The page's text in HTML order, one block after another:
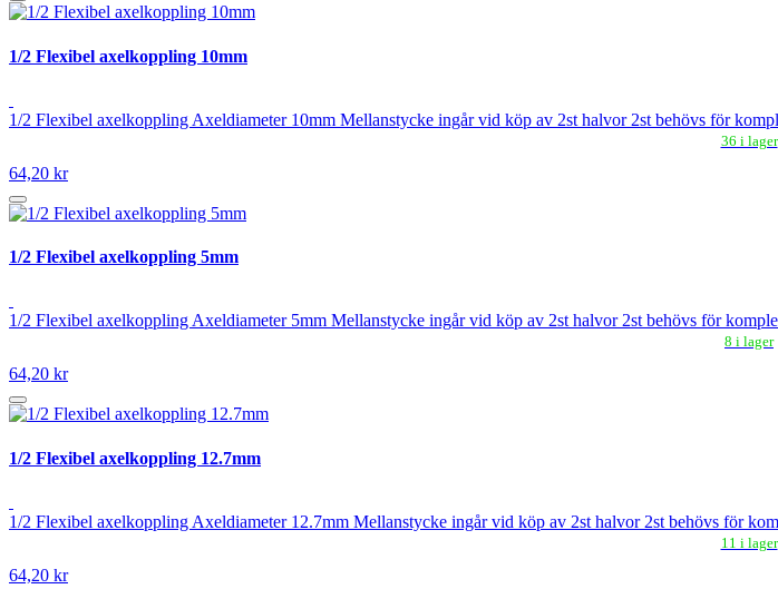
1/2 Flexibel axelkoppling 10mm
1/2 Flexibel axelkoppling Axeldiameter 10mm Mellanstycke ingår vid köp av 2st halvor 2st behövs för
36 i lager
64,20 kr
1/2 Flexibel axelkoppling 5mm
1/2 Flexibel axelkoppling Axeldiameter 5mm Mellanstycke ingår vid köp av 2st halvor 2st behövs för
8 i lager
64,20 kr
1/2 Flexibel axelkoppling 12.7mm
1/2 Flexibel axelkoppling Axeldiameter 12.7mm Mellanstycke ingår vid köp av 2st halvor 2st behövs för
11 i lager
64,20 kr